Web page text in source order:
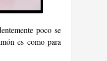
poco se
es como para